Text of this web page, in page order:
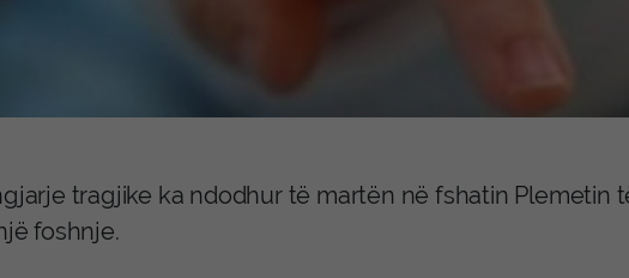
tragjike ka ndodhur të martën në fshatin Plemetin
foshnje.